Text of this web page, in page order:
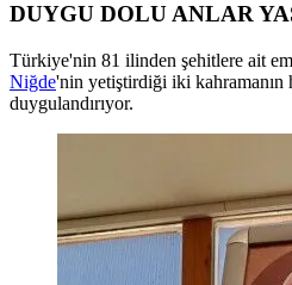
DUYGU DOLU ANLAR
Türkiye'nin 81 ilinden şehitlere ait
Niğde'nin yetiştirdiği iki kahramanın
duygulandırıyor.